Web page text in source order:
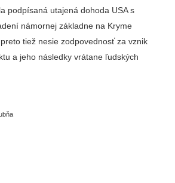
podpísaná utajená dohoda USA s
námornej základne na Kryme
tiež nesie zodpovednosť za vznik
a jeho následky vrátane ľudských